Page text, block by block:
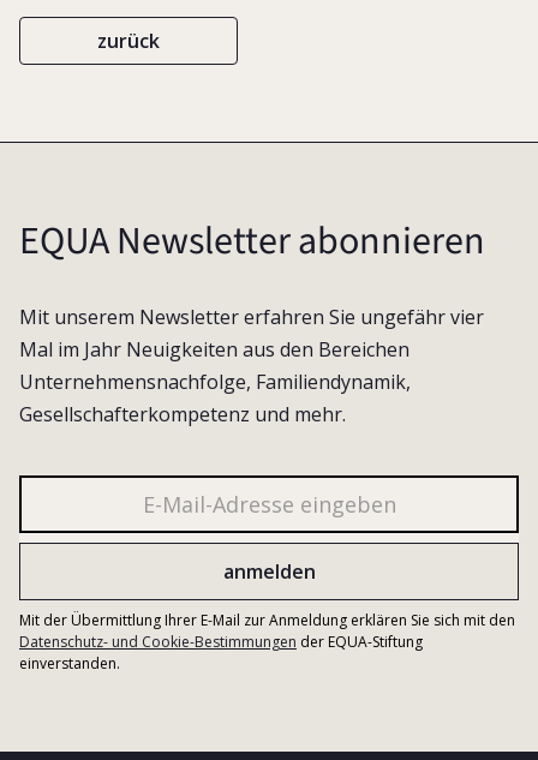
zurück
EQUA Newsletter abonnieren
Mit unserem Newsletter erfahren Sie ungefähr vier
Mal im Jahr Neuigkeiten aus den Bereichen
Unternehmensnachfolge, Familiendynamik,
Gesellschafterkompetenz und mehr.
Mit der Übermittlung Ihrer E-Mail zur Anmeldung erklären Sie sich mit den
Datenschutz- und Cookie-Bestimmungen der EQUA-Stiftung
einverstanden.